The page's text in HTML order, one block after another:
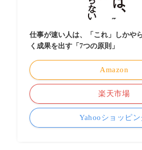
仕事が速い人は、「これ」しかや
く成果を出す「7つの原則」
Amazon
楽天市場
Yahooショッピン